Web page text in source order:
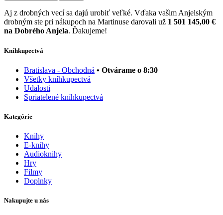
Aj z drobných vecí sa dajú urobiť veľké. Vďaka vašim Anjelským
drobným ste pri nákupoch na Martinuse darovali už 1 501 145,00 €
na Dobrého Anjela. Ďakujeme!
Kníhkupectvá
Bratislava - Obchodná • Otvárame o 8:30
Všetky kníhkupectvá
Udalosti
Spriatelené kníhkupectvá
Kategórie
Knihy
E-knihy
Audioknihy
Hry
Filmy
Doplnky
Nakupujte u nás